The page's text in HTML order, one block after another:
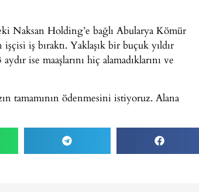
Naksan Holding’e bağlı Abularya Kömür
işçisi iş bıraktı. Yaklaşık bir buçuk yıldır
ise maaşlarını hiç alamadıklarını ve
tamamının ödenmesini istiyoruz. Alana